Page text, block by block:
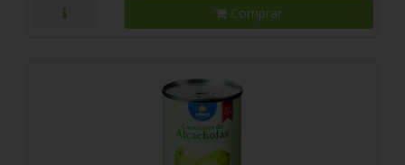
Comprar